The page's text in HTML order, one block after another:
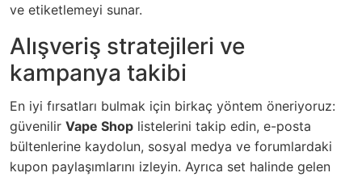
ve etiketlemeyi sunar.
Alışveriş stratejileri ve
kampanya takibi
En iyi fırsatları bulmak için birkaç yöntem öneriyoruz:
güvenilir Vape Shop listelerini takip edin, e-posta
bültenlerine kaydolun, sosyal medya ve forumlardaki
kupon paylaşımlarını izleyin. Ayrıca set halinde gelen